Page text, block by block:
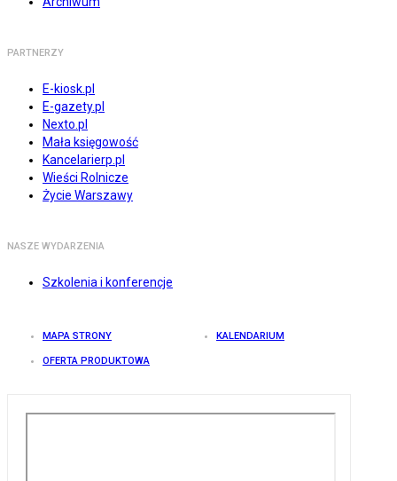
PARTNERZY
E-kiosk.pl
E-gazety.pl
Nexto.pl
Mała księgowość
Kancelarierp.pl
Wieści Rolnicze
Życie Warszawy
NASZE WYDARZENIA
Szkolenia i konferencje
MAPA STRONY KALENDARIUM
OFERTA PRODUKTOWA